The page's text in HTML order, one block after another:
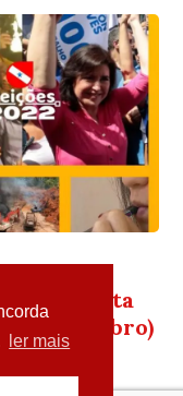
ler mais
rolou nesta
de setembro)